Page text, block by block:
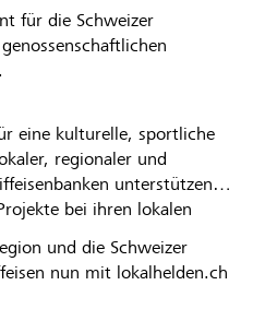
für die Schweizer
eine kulturelle, sportliche
regionaler und
unterstützen
bei ihren lokalen
und die Schweizer
nun mit lokalhelden.ch